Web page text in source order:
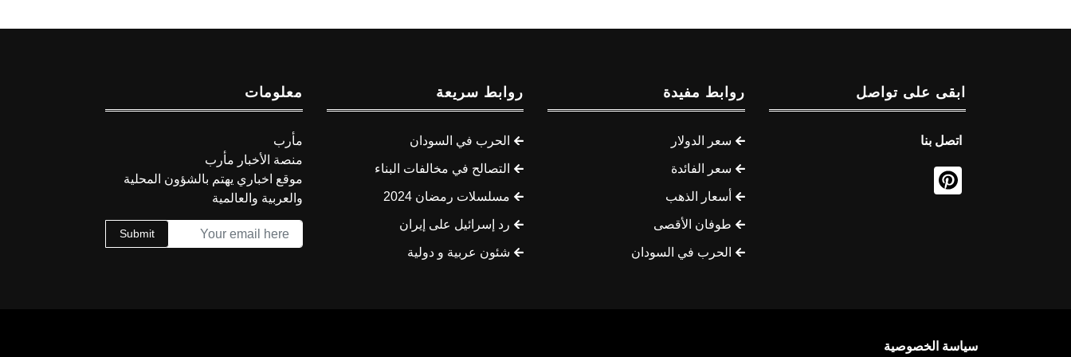
ابقى على تواصل
اتصل بنا
روابط مفيدة
سعر الدولار
سعر الفائدة
أسعار الذهب
طوفان الأقصى
الحرب في السودان
روابط سريعة
الحرب في السودان
التصالح في مخالفات البناء
مسلسلات رمضان 2024
رد إسرائيل على إيران
شئون عربية و دولية
معلومات
مأرب
منصة الأخبار مأرب
موقع اخباري يهتم بالشؤون المحلية
والعربية والعالمية
Submit
سياسة الخصوصية